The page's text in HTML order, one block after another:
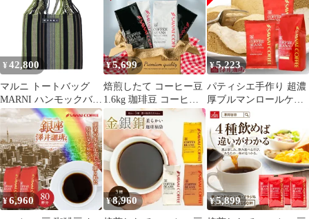
プラタブレンド 澤井珈
ブレンドフォルテシモ
リッチ ビクトリーブレ
ンドリッチ 澤井珈琲
容量 個包装 8g 飲み比
べ セット お試し おせ
ち
¥ 42,800
マルニ トートバッグ
MARNI ハンモックバッ
グ レディース ハンドバ
ッグ 肩掛け 4A対応 ブ
ランド ストライプ マル
ニフラワーカフェ ディ
ープセージ
SHMH0009A0
¥5,699
焙煎したて コーヒー豆
1.6kg 珈琲豆 コーヒー
大容量 400gx4袋 中挽
き/豆のまま 160杯分 飲
み比べ セット リッチブ
レンド ハローブレンド
白と黒 黒と白 白い 黒
い
¥5,223
パティシエ手作り 超濃
厚ブルマンロールケー
キ福袋 コーヒー ブルー
マウンテン スイーツ お
菓子 カフェオレブレン
ド コーヒーに合う 珈琲
豆 ゴールデンブレンド
ケーキ 洋菓子 カリブマ
ウンテン
¥6,960 ¥8,960 ¥5,899